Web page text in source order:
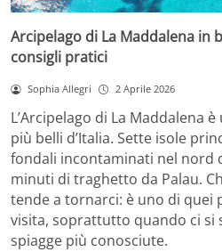
Arcipelago di La Maddalena in
consigli pratici
Sophia Allegri 2 Aprile 2026
L’Arcipelago di La Maddalena
più belli d’Italia. Sette isole
fondali incontaminati nel nord
minuti di traghetto da Palau.
tende a tornarci: è uno di quei
visita, soprattutto quando ci si
spiagge più conosciute.